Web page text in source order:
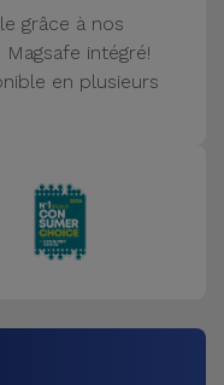
grâce à nos
intégré!
en plusieurs